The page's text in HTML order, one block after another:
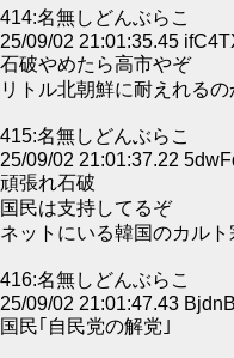
414:名無しどんぶらこ
25/09/02 21:01:35.45
石破やめたら高市やぞ
リトル北朝鮮に耐えれるの
415:名無しどんぶらこ
25/09/02 21:01:37.22
頑張れ石破
国民は支持してるぞ
ネットにいる韓国のカル
416:名無しどんぶらこ
25/09/02 21:01:47.43
国民｢自民党の解党｣